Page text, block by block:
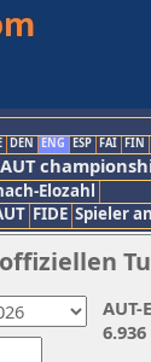
DEN ENG ESP FAI FIN
AUT
Elozahl
FIDE Spieler
6.936